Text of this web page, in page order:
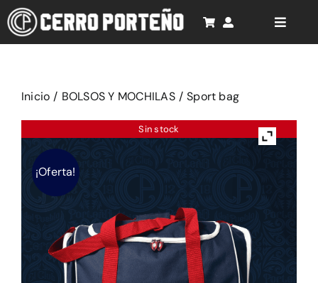
Saltar
al
contenido
Toggle
Cancionero
Productos
Soporte
Inicio / BOLSOS Y MOCHILAS / Sport bag
Sin stock
¡Oferta!